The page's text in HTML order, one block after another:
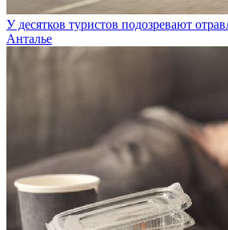
У десятков туристов подозревают
Анталье